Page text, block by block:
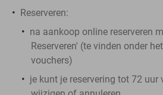
Reserveren:
na aankoop online reserveren
Reserveren' (te vinden onder
vouchers)
je kunt je reservering tot 72 uur